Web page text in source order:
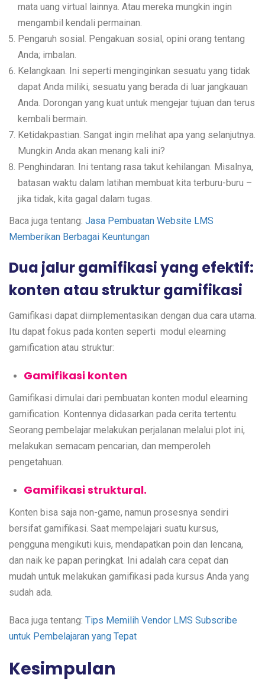
mata uang virtual lainnya. Atau mereka mungkin ingin
mengambil kendali permainan.
Pengaruh sosial. Pengakuan sosial, opini orang tentang
Anda; imbalan.
Kelangkaan. Ini seperti menginginkan sesuatu yang tidak
dapat Anda miliki, sesuatu yang berada di luar jangkauan
Anda. Dorongan yang kuat untuk mengejar tujuan dan terus
kembali bermain.
Ketidakpastian. Sangat ingin melihat apa yang selanjutnya.
Mungkin Anda akan menang kali ini?
Penghindaran. Ini tentang rasa takut kehilangan. Misalnya,
batasan waktu dalam latihan membuat kita terburu-buru –
jika tidak, kita gagal dalam tugas.
Baca juga tentang: Jasa Pembuatan Website LMS
Memberikan Berbagai Keuntungan
Dua jalur gamifikasi yang efektif:
konten atau struktur gamifikasi
Gamifikasi dapat diimplementasikan dengan dua cara utama.
Itu dapat fokus pada konten seperti modul elearning
gamification atau struktur:
Gamifikasi konten
Gamifikasi dimulai dari pembuatan konten modul elearning
gamification. Kontennya didasarkan pada cerita tertentu.
Seorang pembelajar melakukan perjalanan melalui plot ini,
melakukan semacam pencarian, dan memperoleh
pengetahuan.
Gamifikasi struktural.
Konten bisa saja non-game, namun prosesnya sendiri
bersifat gamifikasi. Saat mempelajari suatu kursus,
pengguna mengikuti kuis, mendapatkan poin dan lencana,
dan naik ke papan peringkat. Ini adalah cara cepat dan
mudah untuk melakukan gamifikasi pada kursus Anda yang
sudah ada.
Baca juga tentang: Tips Memilih Vendor LMS Subscribe
untuk Pembelajaran yang Tepat
Kesimpulan